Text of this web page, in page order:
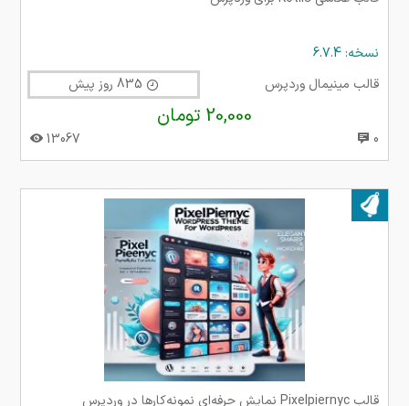
نسخه: 6.7.4
قالب مینیمال وردپرس
20,000 تومان
0
13067
قالب Pixelpiernyc نمایش حرفه‌ای نمونه‌کارها در وردپرس